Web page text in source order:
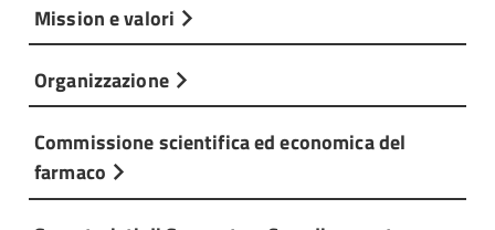
Mission e valori
Organizzazione
Commissione scientifica ed economica del
farmaco